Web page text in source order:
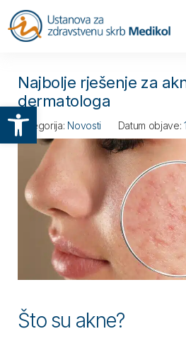
Otvori alatnu traku
Najbolje rješenje za
dermatologa
Kategorija: Novosti Datum objave:
Što su akne?